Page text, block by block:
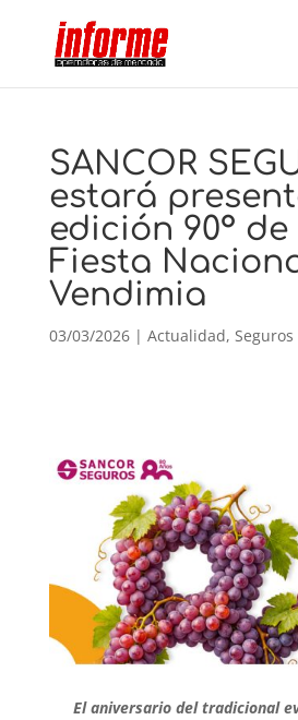
SANCOR
estará
edición 90° de
Fiesta
Vendimia
03/03/2026| Actualidad, Seguros
El aniversario del tradicional